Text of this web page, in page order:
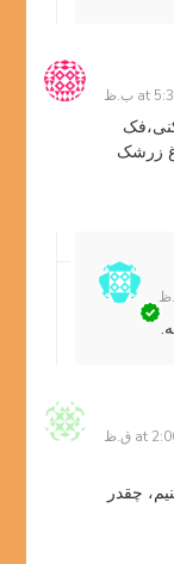
زرشک
چقدر